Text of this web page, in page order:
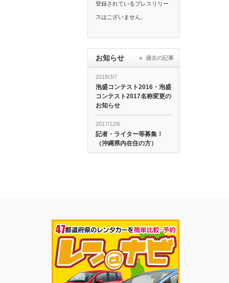
登録されているプレスリリー
スはございません。
お知らせ
2018/3/7
泡盛コンテスト2016・泡盛
コンテスト2017名称変更の
お知らせ
2017/12/6
記者・ライター等募集！
（沖縄県内在住の方）
過去の記事